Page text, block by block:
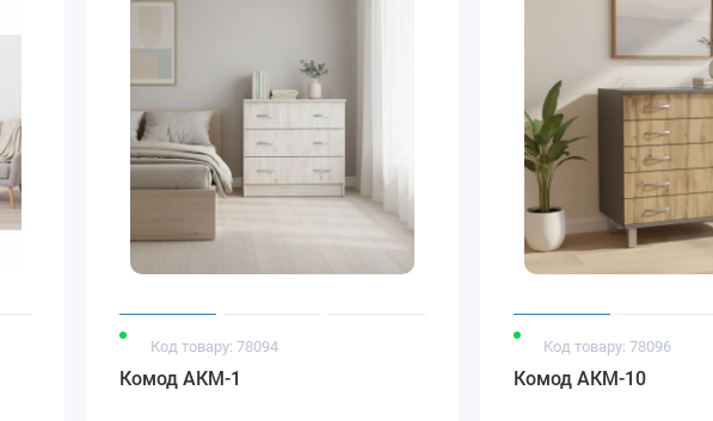
Код товару: 78094
Комод АКМ-1
Код товару: 78096
Комод АКМ-10